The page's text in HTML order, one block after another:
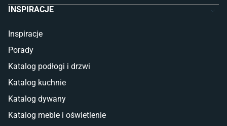
INSPIRACJE
Inspiracje
Porady
Katalog podłogi i drzwi
Katalog kuchnie
Katalog dywany
Katalog meble i oświetlenie